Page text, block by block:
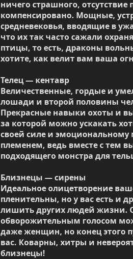
ничего страшного,
компенсировано. Мощные,
средневековья, вводящие в
что их так часто сажали
птицы, то есть, драконы
хотите, как велит вам ваша
Телец — кентавр
Величественные, гордые и
лошади и второй половины
Прекрасные навыки охоты и
за которой можно ускакать
своей силе и эмоциональному
племенем, ведь вместе с тем
подходящего монстра для
Близнецы — сирены
Идеальное олицетворение
пленительны, но у вас есть и
лишить других людей жизни.
обворожительным голосом
даже женщин, но конец этого
вас. Коварны, хитры и
близнецы!